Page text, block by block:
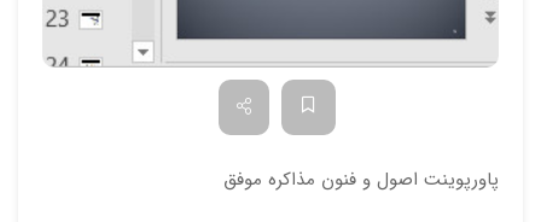
پاورپوینت اصول و فنون مذاکره موفق